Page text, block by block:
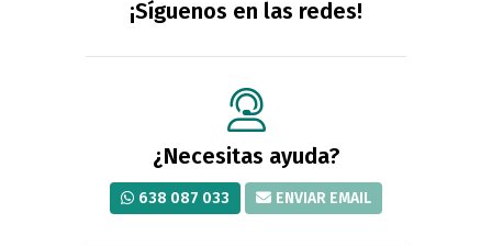
¡Síguenos en las redes!
¿Necesitas ayuda?
638 087 033 ENVIAR EMAIL